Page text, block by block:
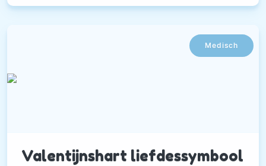
Medisch
Valentijnshart liefdessymbool